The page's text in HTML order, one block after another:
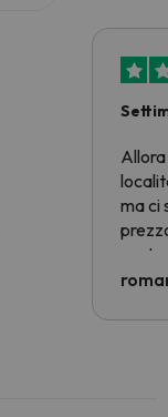
Allora
ma ci